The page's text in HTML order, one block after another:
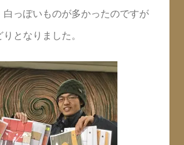
白っぽいものが多かったのですが
となりました。